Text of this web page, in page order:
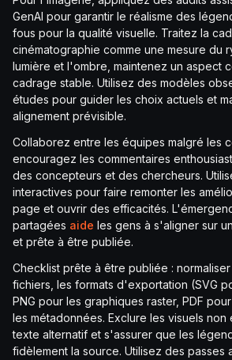
GenAI pour garantir le réalisme des
fous pour la qualité visuelle. Traitez la
cinématographie comme une mesure du
lumière et l'ombre, maintenez un aspect
cadrage stable. Utilisez des modèles
études pour guider les choix actuels et
alignement prévisible.
Collaborez entre les équipes malgré les
encouragez les commentaires
des concepteurs et des chercheurs.
interactives pour faire remonter les
page et ouvrir des efficacités.
partagées aide les gens à s'aligner sur
et prête à être publiée.
Checklist prête à être publiée :
fichiers, les formats d'exportation (SVG
PNG pour les graphiques raster, PDF
les métadonnées. Exclure les visuels
texte alternatif et s'assurer que les
fidèlement la source. Utilisez des passes